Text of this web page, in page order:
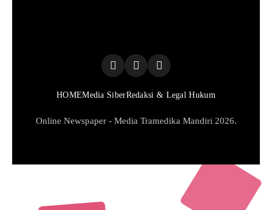
HOMEMedia SiberRedaksi & Legal Hukum
Online Newspaper - Media Tramedika Mandiri 2026.